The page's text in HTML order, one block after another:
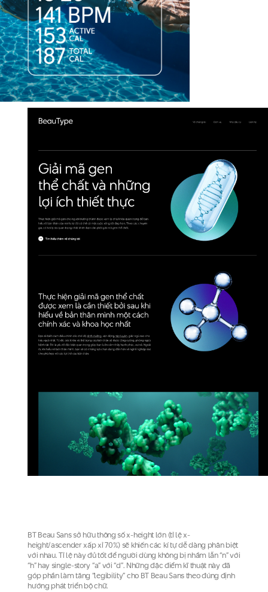
BT Beau Sans sở hữu thông số x-height lớn (tỉ lệ x-
height/ascender xấp xỉ 70%) sẽ khiến các kí tự dễ dàng phân biệt
với nhau. Tỉ lệ này đủ tốt để người dùng không bị nhầm lẫn “n” với
“h” hay single-story “a” với “d”. Những đặc điểm kĩ thuật này đã
góp phần làm tăng “legibility” cho BT Beau Sans theo đúng định
hướng phát triển bộ chữ.